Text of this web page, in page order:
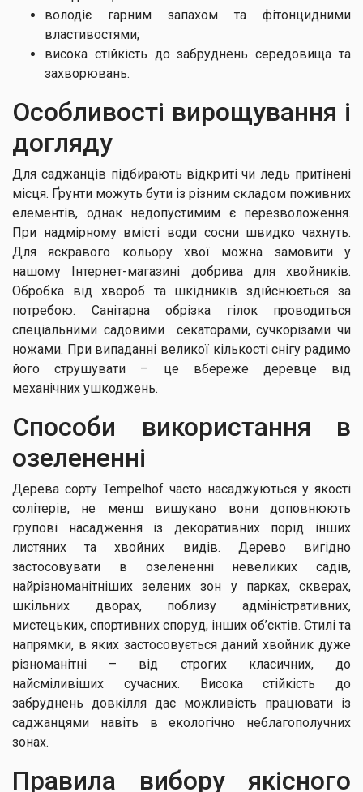
володіє гарним запахом та фітонцидними
властивостями;
висока стійкість до забруднень середовища та
захворювань.
Особливості вирощування і
догляду
Для саджанців підбирають відкриті чи ледь притінені
місця. Ґрунти можуть бути із різним складом поживних
елементів, однак недопустимим є перезволоження.
При надмірному вмісті води сосни швидко чахнуть.
Для яскравого кольору хвої можна замовити у
нашому Інтернет-магазині добрива для хвойників.
Обробка від хвороб та шкідників здійснюється за
потребою. Санітарна обрізка гілок проводиться
спеціальними садовими секаторами, сучкорізами чи
ножами. При випаданні великої кількості снігу радимо
його струшувати – це вбереже деревце від
механічних ушкоджень.
Способи використання в
озелененні
Дерева сорту Tempelhof часто насаджуються у якості
солітерів, не менш вишукано вони доповнюють
групові насадження із декоративних порід інших
листяних та хвойних видів. Дерево вигідно
застосовувати в озелененні невеликих садів,
найрізноманітніших зелених зон у парках, скверах,
шкільних дворах, поблизу адміністративних,
мистецьких, спортивних споруд, інших об’єктів. Стилі та
напрямки, в яких застосовується даний хвойник дуже
різноманітні – від строгих класичних, до
найсміливіших сучасних. Висока стійкість до
забруднень довкілля дає можливість працювати із
саджанцями навіть в екологічно неблагополучних
зонах.
Правила вибору якісного